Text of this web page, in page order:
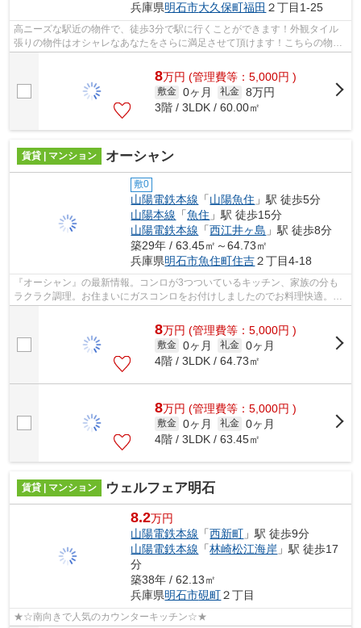
兵庫県明石市大久保町福田 ２丁目1-25
高ニーズな駅近の物件で、徒歩3分で駅に行くことができます！外観タイル
張りの物件はオシャレなあなたをさらに満足させて頂けます！こちらの物件
8万円 (管理費等：5,000円 )
敷金 0ヶ月 礼金 8万円
3階 / 3LDK / 60.00㎡
賃貸 | マンション オーシャン
敷0
山陽電鉄本線 「山陽魚住 」駅 徒歩5分
山陽本線 「魚住 」駅 徒歩15分
山陽電鉄本線 「西江井ヶ島 」駅 徒歩8分
築29年 / 63.45㎡～64.73㎡
兵庫県明石市魚住町住吉２丁目4-18
『オーシャン』の最新情報。コンロが3つついているキッチン、家族の分も
ラクラク調理。お住まいにガスコンロをお付けしましたのでお料理快適。お
8万円 (管理費等：5,000円 )
敷金 0ヶ月 礼金 0ヶ月
4階 / 3LDK / 64.73㎡
8万円 (管理費等：5,000円 )
敷金 0ヶ月 礼金 0ヶ月
4階 / 3LDK / 63.45㎡
賃貸 | マンション ウェルフェア明石
8.2万円
山陽電鉄本線 「西新町 」駅 徒歩9分
山陽電鉄本線 「林崎松江海岸 」駅 徒歩17
分
築38年 / 62.13㎡
兵庫県明石市硯町２丁目
★☆南向きで人気のカウンターキッチン☆★